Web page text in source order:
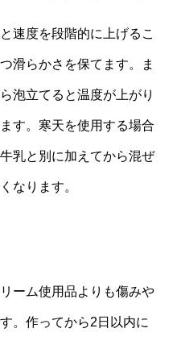
速度を段階的に上げるこ
滑らかさを保てます。ま
泡立てると温度が上がり
す。寒天を使用する場合
乳と別に加えてから混ぜ
なります。
ーム使用品よりも傷みや
。作ってから2日以内に